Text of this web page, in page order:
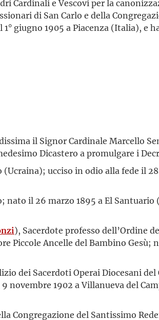
Cardinali e Vescovi per la
di San Carlo e della
giugno 1905 a Piacenza (Italia), e
il Signor Cardinale Marcello
Dicastero a promulgare i
(Ucraina); ucciso in odio alla fede il
nato il 26 marzo 1895 a El
), Sacerdote professo dell’Ordine
Piccole Ancelle del Bambino Gesù;
dei Sacerdoti Operai Diocesani del
novembre 1902 a Villanueva del
Congregazione del Santissimo